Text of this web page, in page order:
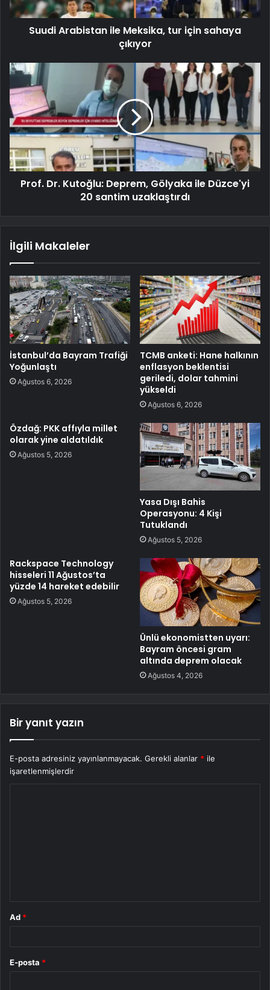
Suudi Arabistan ile Meksika, tur için sahaya
çıkıyor
Prof. Dr. Kutoğlu: Deprem, Gölyaka ile Düzce'yi
20 santim uzaklaştırdı
İlgili Makaleler
İstanbul’da Bayram Trafiği
Yoğunlaştı
Ağustos 6, 2026
TCMB anketi: Hane halkının
enflasyon beklentisi
geriledi, dolar tahmini
yükseldi
Ağustos 6, 2026
Özdağ: PKK affıyla millet
olarak yine aldatıldık
Ağustos 5, 2026
Yasa Dışı Bahis
Operasyonu: 4 Kişi
Tutuklandı
Ağustos 5, 2026
Rackspace Technology
hisseleri 11 Ağustos’ta
yüzde 14 hareket edebilir
Ağustos 5, 2026
Ünlü ekonomistten uyarı:
Bayram öncesi gram
altında deprem olacak
Ağustos 4, 2026
Bir yanıt yazın
E-posta adresiniz yayınlanmayacak. Gerekli alanlar * ile
işaretlenmişlerdir
Ad *
E-posta *